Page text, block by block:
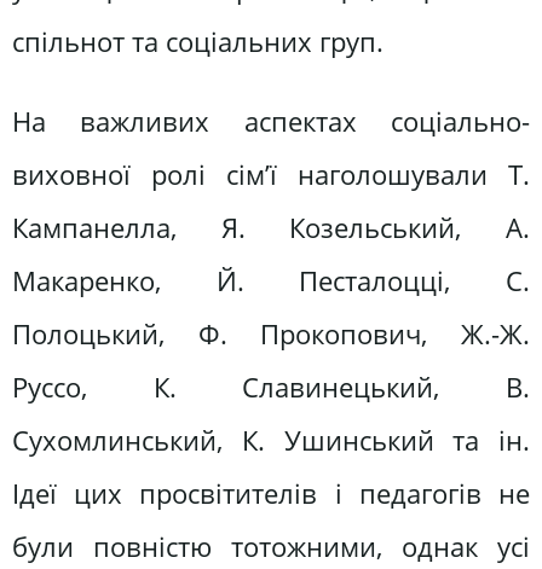
спільнот та соціальних груп.
На важливих аспектах соціально-
виховної ролі сім’ї наголошували Т.
Кампанелла, Я. Козельський, А.
Макаренко, Й. Песталоцці, С.
Полоцький, Ф. Прокопович, Ж.-Ж.
Руссо, К. Славинецький, В.
Сухомлинський, К. Ушинський та ін.
Ідеї цих просвітителів і педагогів не
були повністю тотожними, однак усі